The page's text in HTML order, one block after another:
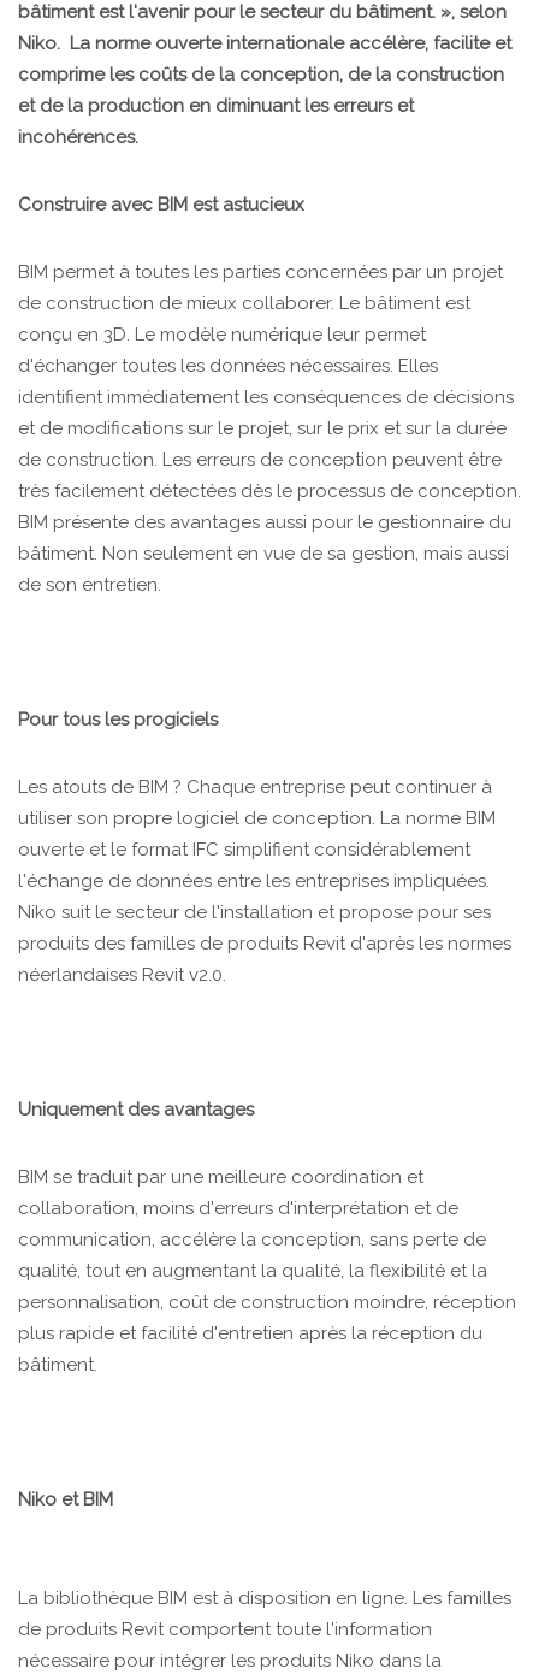
bâtiment est l'avenir pour le secteur du bâtiment. », selon
Niko. La norme ouverte internationale accélère, facilite et
comprime les coûts de la conception, de la construction
et de la production en diminuant les erreurs et
incohérences.
Construire avec BIM est astucieux
BIM permet à toutes les parties concernées par un projet
de construction de mieux collaborer. Le bâtiment est
conçu en 3D. Le modèle numérique leur permet
d'échanger toutes les données nécessaires. Elles
identifient immédiatement les conséquences de décisions
et de modifications sur le projet, sur le prix et sur la durée
de construction. Les erreurs de conception peuvent être
très facilement détectées dès le processus de conception.
BIM présente des avantages aussi pour le gestionnaire du
bâtiment. Non seulement en vue de sa gestion, mais aussi
de son entretien.
Pour tous les progiciels
Les atouts de BIM ? Chaque entreprise peut continuer à
utiliser son propre logiciel de conception. La norme BIM
ouverte et le format IFC simplifient considérablement
l'échange de données entre les entreprises impliquées.
Niko suit le secteur de l'installation et propose pour ses
produits des familles de produits Revit d'après les normes
néerlandaises Revit v2.0.
Uniquement des avantages
BIM se traduit par une meilleure coordination et
collaboration, moins d'erreurs d'interprétation et de
communication, accélère la conception, sans perte de
qualité, tout en augmentant la qualité, la flexibilité et la
personnalisation, coût de construction moindre, réception
plus rapide et facilité d'entretien après la réception du
bâtiment.
Niko et BIM
La bibliothèque BIM est à disposition en ligne. Les familles
de produits Revit comportent toute l'information
nécessaire pour intégrer les produits Niko dans la